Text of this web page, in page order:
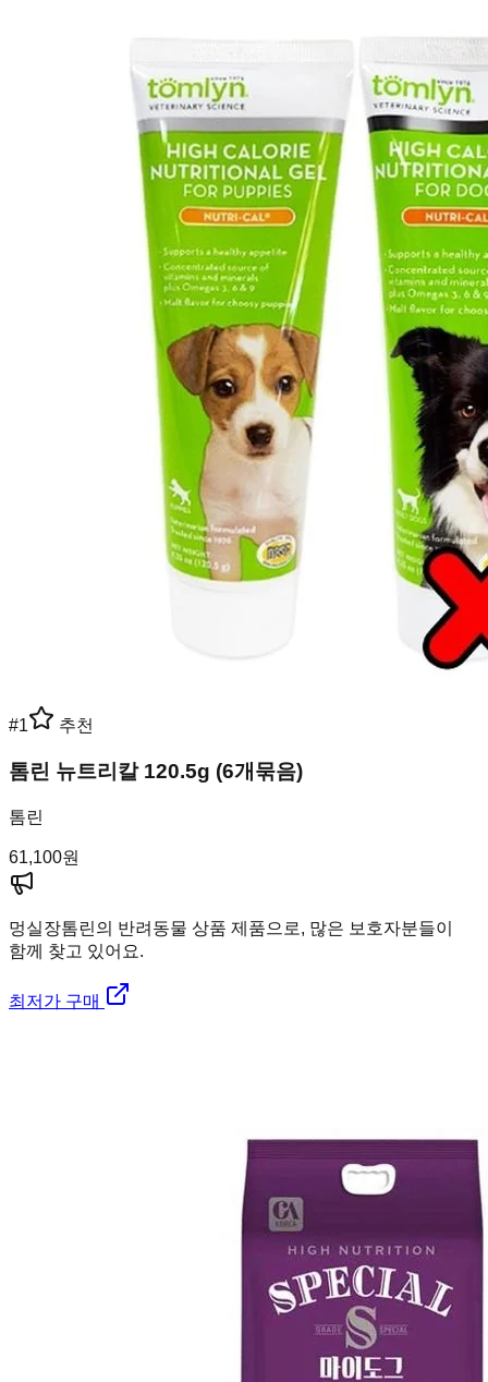
#1 추천
톰린 뉴트리칼 120.5g (6개묶음)
톰린
61,100원
멍실장톰린의 반려동물 상품 제품으로, 많은 보호자분들이
함께 찾고 있어요.
최저가 구매